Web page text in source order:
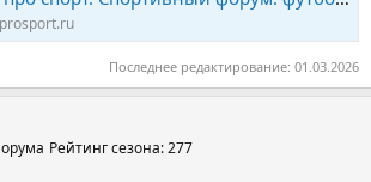
Последнее редактирование: 01.03.2026
Рейтинг сезона: 277